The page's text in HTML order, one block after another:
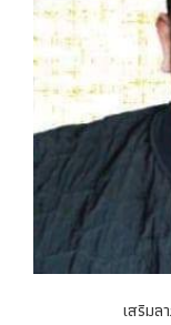
เสริมล